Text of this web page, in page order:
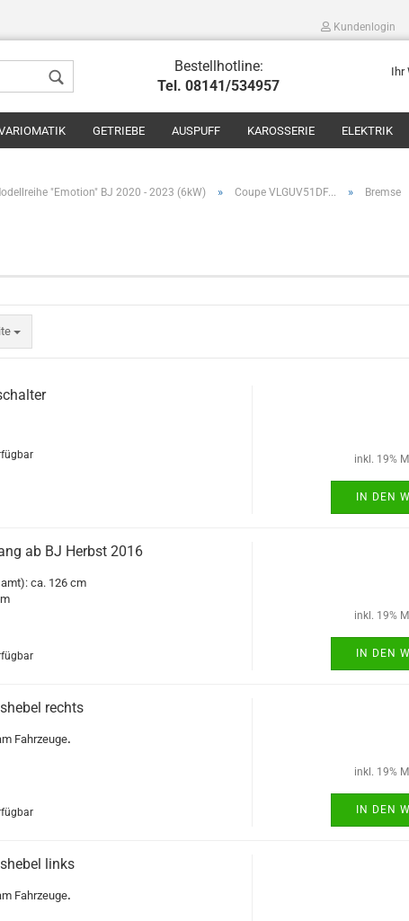
Kundenlogin
Konto erstellen
Bestellhotline:
Tel. 08141/534957
Ihr
GETRIEBE AUSPUFF KAROSSERIE ELEKTRIK
"Emotion" BJ 2020 - 2023 (6kW) » Coupe VLGUV51DF... » Bremse
inkl. 19%
IN DEN
ab BJ Herbst 2016
ca. 126 cm
inkl. 19%
IN DEN
rechts
Fahrzeuge.
inkl. 19%
IN DEN
links
Fahrzeuge.